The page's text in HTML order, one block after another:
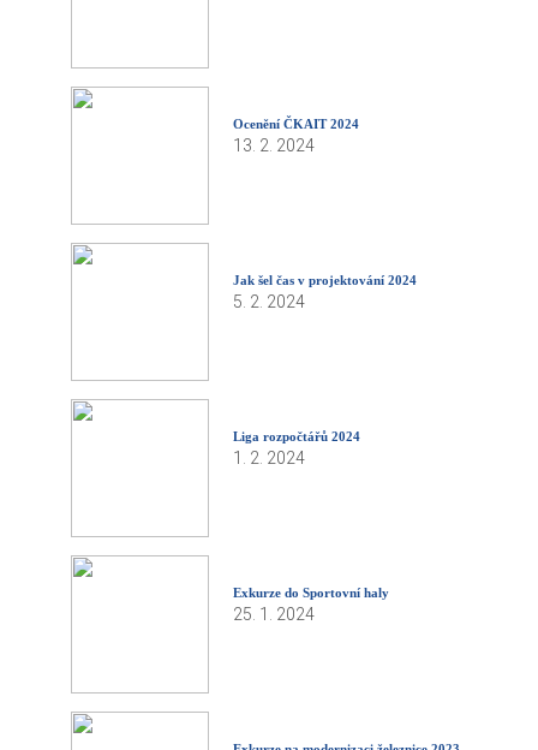
Ocenění ČKAIT 2024
13. 2. 2024
Jak šel čas v projektování 2024
5. 2. 2024
Liga rozpočtářů 2024
1. 2. 2024
Exkurze do Sportovní haly
25. 1. 2024